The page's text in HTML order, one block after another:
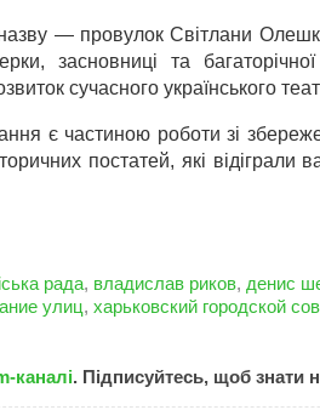
— провулок Світлани
засновниці та багаторічної
сучасного українського
є частиною роботи зі
постатей, які
рада, владислав риков, денис
улиц, харьковский городской
каналі. Підписуйтесь, щоб знати